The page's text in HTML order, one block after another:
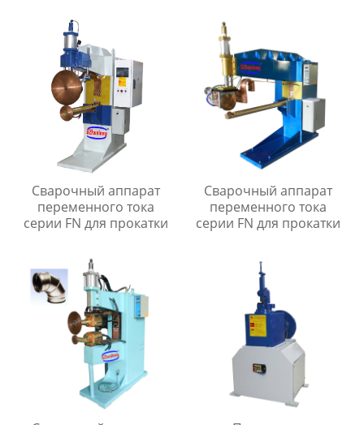
Сварочный аппарат
переменного тока
серии FN для прокатки
Сварочный аппарат
переменного тока
серии FN для прокатки